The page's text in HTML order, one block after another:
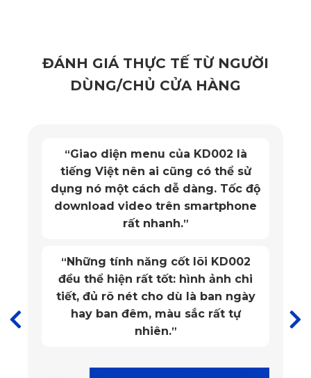
PVC nguyên sinh – loại vật liệu được chứng nhận bởi các
tổ chức kiểm định quốc tế như SGS châu Âu. Chất liệu này
Với độ bền lên tới 5 năm, thảm không bị bạc màu hay biến
dạng dưới tác động của nhiệt độ trong xe.
ĐÁNH GIÁ THỰC TẾ TỪ NGƯỜI
DÙNG/CHỦ CỬA HÀNG
“Giao diện menu của KD002 là
tiếng Việt nên ai cũng có thể sử
dụng nó một cách dễ dàng. Tốc độ
download video trên smartphone
rất nhanh.”
“Những tính năng cốt lõi KD002
đều thể hiện rất tốt: hình ảnh chi
tiết, đủ rõ nét cho dù là ban ngày
hay ban đêm, màu sắc rất tự
nhiên.”